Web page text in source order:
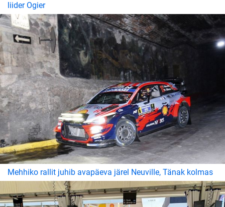
liider Ogier
Mehhiko rallit juhib avapäeva järel Neuville, Tänak kolmas